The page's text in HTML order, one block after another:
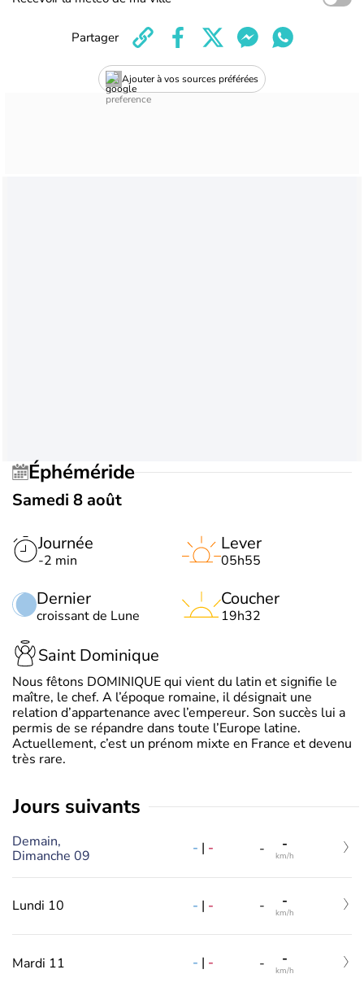
Ajouter à vos sources préférées
Partager
Éphéméride
Samedi 8 août
Journée
-2 min
Dernier
croissant de Lune
Lever
05h55
Coucher
19h32
Saint Dominique
Nous fêtons DOMINIQUE qui vient du latin et signifie le
maître, le chef. A l’époque romaine, il désignait une
relation d’appartenance avec l’empereur. Son succès lui a
permis de se répandre dans toute l’Europe latine.
Actuellement, c’est un prénom mixte en France et devenu
très rare.
jours suivants
Demain,
Dimanche 09
- | - - -
km/h
Lundi 10 - | - - -
km/h
Mardi 11 - | - - -
km/h